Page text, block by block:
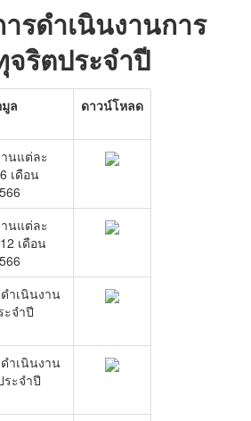
งเรียนในสังกัด
การประชาชน
ดต่อเทศบาล
รดำเนินงานการ
ริตประจำปี
ล ดาวน์โหลด
นแต่ละ
เดือน
นแต่ละ
เดือน
ำเนินงาน
ะจำปี
ำเนินงาน
ระจำปี